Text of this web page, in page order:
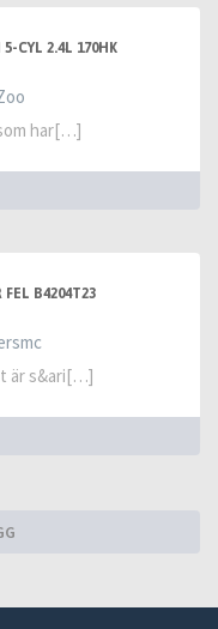
CYL 2.4L 170HK
har[…]
B4204T23
är s&ari[…]